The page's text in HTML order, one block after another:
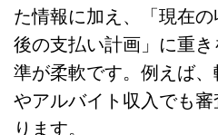
た情報に加え、「現在
後の支払い計画」に重
準が柔軟です。例えば
やアルバイト収入でも
ります。